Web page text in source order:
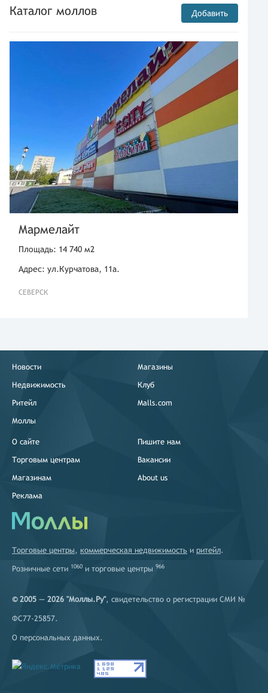
Каталог моллов Добавить
Мармелайт
Площадь: 14 740 м2
Адрес: ул.Курчатова, 11а.
СЕВЕРСК
Новости
Недвижимость
Ритейл
Моллы
Магазины
Клуб
Malls.com
О сайте
Торговым центрам
Магазинам
Реклама
Пишите нам
Вакансии
About us
Торговые центры, коммерческая недвижимость и ритейл.
Розничные сети 1060 и торговые центры 966
© 2005 — 2026 "Моллы.Ру", свидетельство о регистрации СМИ №
ФС77-25857.
О персональных данных.